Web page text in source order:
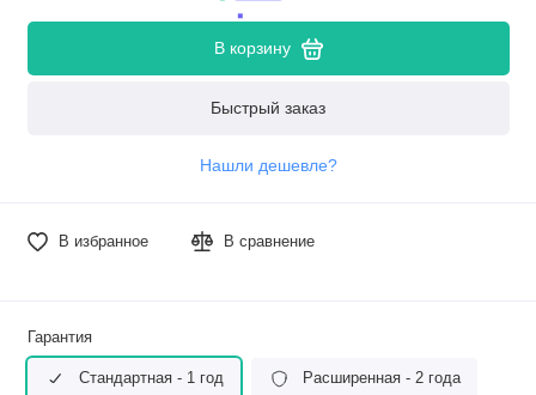
В корзину
Быстрый заказ
Нашли дешевле?
В избранное В сравнение
Гарантия
Стандартная - 1 год Расширенная - 2 года